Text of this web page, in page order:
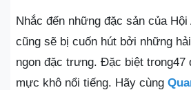
Nhắc đến những đặc sản của
cũng sẽ bị cuốn hút bởi những
ngon đặc trưng. Đặc biệt trong47
mực khô nổi tiếng. Hãy cùng